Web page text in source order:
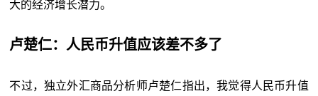
大的经济增长潜力。
卢楚仁：人民币升值应该差不多了
不过，独立外汇商品分析师卢楚仁指出，我觉得人民币升值